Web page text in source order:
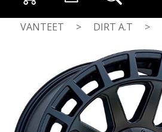
VANTEET > DIRT A.T >